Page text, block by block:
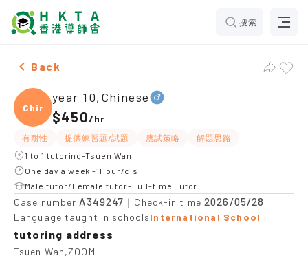
搜索
Male year 10,Chinese，Tsuen Wan Tuition
Back
Chine
year 10,Chinese
$450/hr
有耐性 提供練習題/試題 應試策略
解題思路
1 to 1 tutoring-Tsuen Wan
One day a week -1Hour/cls
Male tutor/Female tutor-Full-time Tutor
Case number A349247 ｜Check-in time2026/05/28
Language taught in schoolsInternational School
tutoring address
Tsuen Wan,ZOOM